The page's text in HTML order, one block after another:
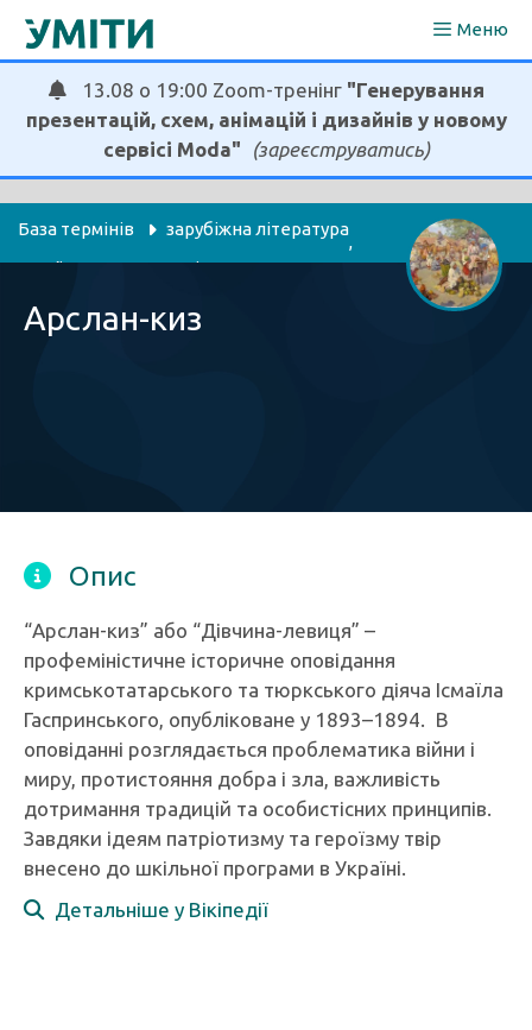
Перейти
Меню
13.08 о 19:00 Zoom-тренінг "Генерування
презентацій, схем, анімацій і дизайнів у новому
сервісі Moda"
(зареєструватись)
База термінів зарубіжна література
,
українська мова та література
Арслан-киз
Опис
“Арслан-киз” або “Дівчина-левиця” –
профеміністичне історичне оповідання
кримськотатарського та тюркського діяча Ісмаїла
Гаспринського, опубліковане у 1893–1894. В
оповіданні розглядається проблематика війни і
миру, протистояння добра і зла, важливість
дотримання традицій та особистісних принципів.
Завдяки ідеям патріотизму та героїзму твір
внесено до шкільної програми в Україні.
Детальніше у Вікіпедії